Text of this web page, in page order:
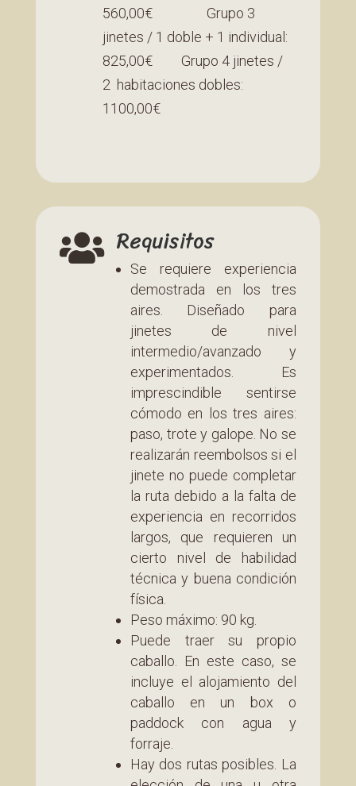
560,00€ Grupo 3
jinetes / 1 doble + 1 individual:
825,00€ Grupo 4 jinetes /
2 habitaciones dobles:
1100,00€
 Requisitos
Se requiere experiencia
demostrada en los tres
aires. Diseñado para
jinetes de nivel
intermedio/avanzado y
experimentados. Es
imprescindible sentirse
cómodo en los tres aires:
paso, trote y galope. No se
realizarán reembolsos si el
jinete no puede completar
la ruta debido a la falta de
experiencia en recorridos
largos, que requieren un
cierto nivel de habilidad
técnica y buena condición
física.
Peso máximo: 90 kg.
Puede traer su propio
caballo. En este caso, se
incluye el alojamiento del
caballo en un box o
paddock con agua y
forraje.
Hay dos rutas posibles. La